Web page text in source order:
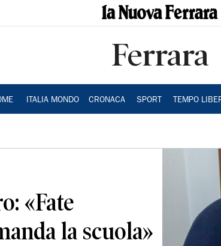
Ferrara
ITALIA MONDO CRONACA SPORT TEMPO
«Fate
la scuola»